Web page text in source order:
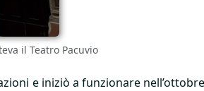
il Teatro Pacuvio
e iniziò a funzionare